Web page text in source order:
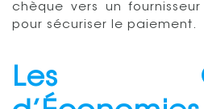
chèque vers un
pour sécuriser le paiement.
Les